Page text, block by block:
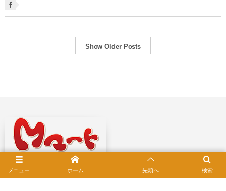
Show Older Posts
メニュー 検索
ホーム 先頭へ